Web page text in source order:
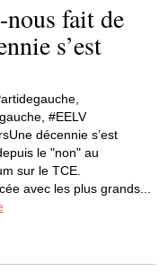
nous fait de
s’est
#EELV
décennie s’est
le "non" au
sur le TCE.
avec les plus grands...